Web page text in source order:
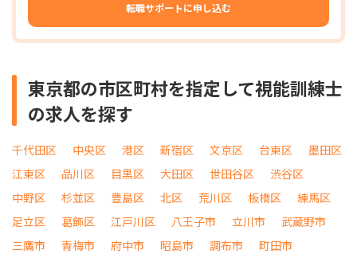
転職サポートに申し込む
東京都の市区町村を指定して視能訓練士
の求人を探す
千代田区 中央区 港区 新宿区 文京区 台東区
墨田区
江東区
品川区 目黒区 大田区 世田谷区
渋谷区
中野区
杉並区 豊島区 北区 荒川区 板橋区
練馬区
足立区
葛飾区 江戸川区 八王子市 立川市
武蔵野市
三鷹市
青梅市 府中市 昭島市 調布市
町田市